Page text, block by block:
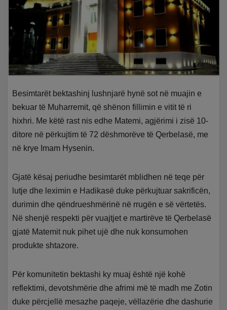
Besimtarët bektashinj lushnjarë hynë sot në muajin e
bekuar të Muharremit, që shënon fillimin e vitit të ri
hixhri. Me këtë rast nis edhe Matemi, agjërimi i zisë 10-
ditore në përkujtim të 72 dëshmorëve të Qerbelasë, me
në krye Imam Hysenin.
Gjatë kësaj periudhe besimtarët mblidhen në teqe për
lutje dhe leximin e Hadikasë duke përkujtuar sakrificën,
durimin dhe qëndrueshmërinë në rrugën e së vërtetës.
Në shenjë respekti për vuajtjet e martirëve të Qerbelasë
gjatë Matemit nuk pihet ujë dhe nuk konsumohen
produkte shtazore.
Për komunitetin bektashi ky muaj është një kohë
reflektimi, devotshmërie dhe afrimi më të madh me Zotin
duke përcjellë mesazhe paqeje, vëllazërie dhe dashurie